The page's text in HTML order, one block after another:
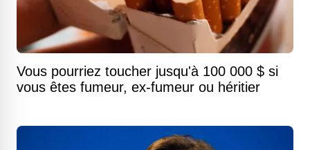
Vous pourriez toucher jusqu'à 100 000 $ si
vous êtes fumeur, ex-fumeur ou héritier